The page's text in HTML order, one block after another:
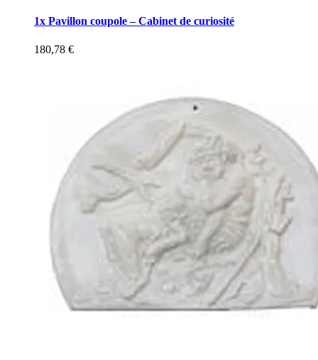
1x Pavillon coupole – Cabinet de curiosité
180,78 €